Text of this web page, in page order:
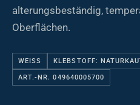
alterungsbeständig,
Oberflächen.
WEISS KLEBSTOFF:
ART.-NR. 049640005700